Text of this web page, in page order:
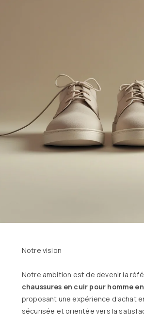
Notre vision
Notre ambition est de devenir la
chaussures en cuir pour homme
proposant une expérience d’achat
sécurisée et orientée vers la